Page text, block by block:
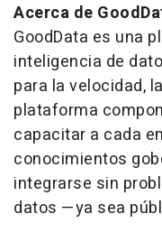
Acerca de
GoodData es una
inteligencia de
para la velocidad,
plataforma
capacitar a cada
conocimientos
integrarse sin
datos —ya sea